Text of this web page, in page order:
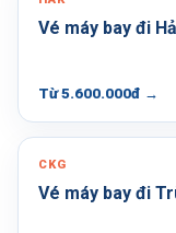
Vé máy bay đi
Từ 5.600.000đ →
CKG
Vé máy bay đi